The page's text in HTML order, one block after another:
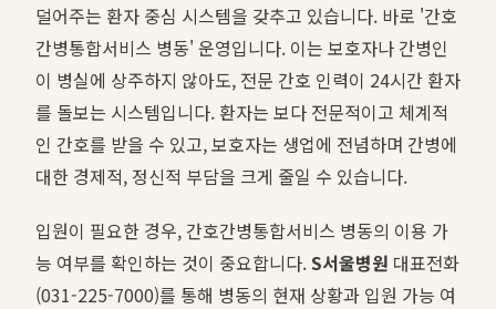
덜어주는 환자 중심 시스템을 갖추고 있습니다. 바로 '간호
간병통합서비스 병동' 운영입니다. 이는 보호자나 간병인
이 병실에 상주하지 않아도, 전문 간호 인력이 24시간 환자
를 돌보는 시스템입니다. 환자는 보다 전문적이고 체계적
인 간호를 받을 수 있고, 보호자는 생업에 전념하며 간병에
대한 경제적, 정신적 부담을 크게 줄일 수 있습니다.
입원이 필요한 경우, 간호간병통합서비스 병동의 이용 가
능 여부를 확인하는 것이 중요합니다.S서울병원 대표전화
(031-225-7000)를 통해 병동의 현재 상황과 입원 가능 여